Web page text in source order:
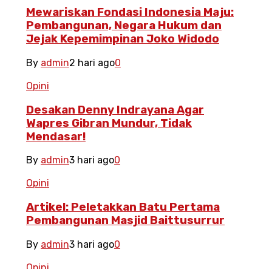
Mewariskan Fondasi Indonesia Maju:
Pembangunan, Negara Hukum dan
Jejak Kepemimpinan Joko Widodo
By admin2 hari ago0
Opini
Desakan Denny Indrayana Agar
Wapres Gibran Mundur, Tidak
Mendasar!
By admin3 hari ago0
Opini
Artikel: Peletakkan Batu Pertama
Pembangunan Masjid Baittusurrur
By admin3 hari ago0